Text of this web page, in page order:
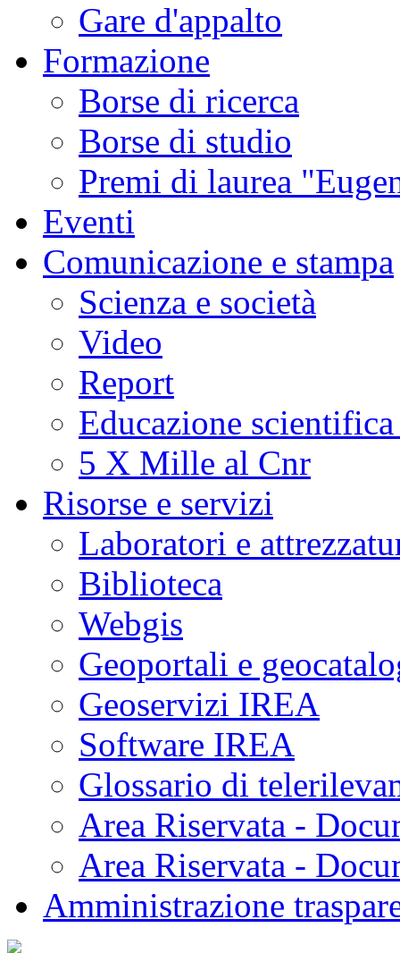
Gare d'appalto
Formazione
Borse di ricerca
Borse di studio
Premi di laurea
Eventi
Comunicazione e stampa
Scienza e società
Video
Report
Educazione
5 X Mille al Cnr
Risorse e servizi
Laboratori e
Biblioteca
Webgis
Geoportali e
Geoservizi IREA
Software IREA
Glossario di
Area Riservata -
Area Riservata -
Amministrazione